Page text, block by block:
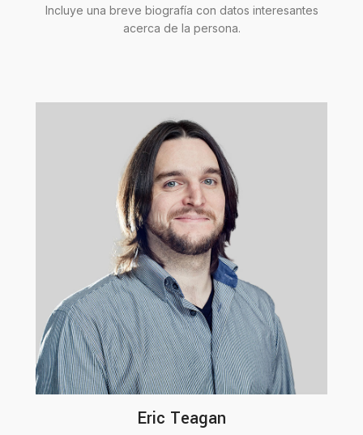
Incluye una breve biografía con datos interesantes
acerca de la persona.
Eric Teagan